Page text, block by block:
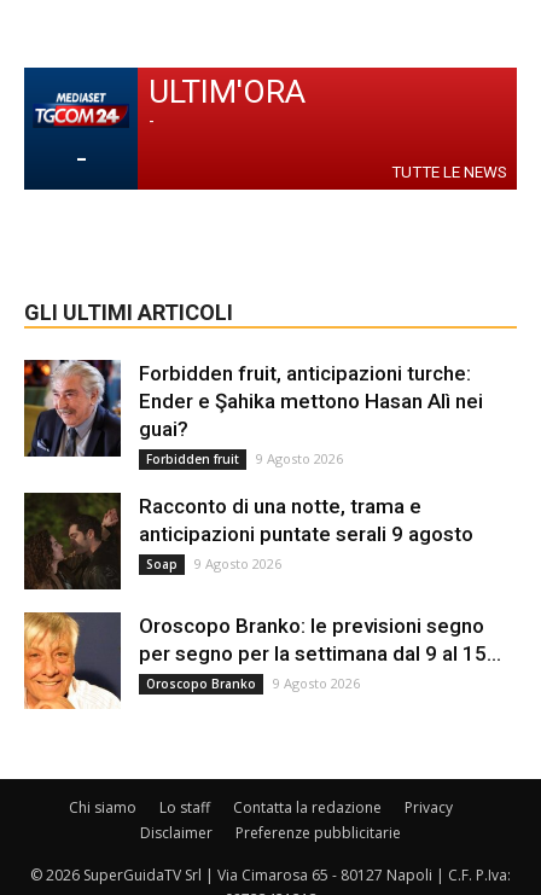
-
ULTIM'ORA
-
TUTTE LE NEWS
GLI ULTIMI ARTICOLI
Forbidden fruit, anticipazioni turche:
Ender e Şahika mettono Hasan Alì nei
guai?
Forbidden fruit 9 Agosto 2026
Racconto di una notte, trama e
anticipazioni puntate serali 9 agosto
Soap 9 Agosto 2026
Oroscopo Branko: le previsioni segno
per segno per la settimana dal 9 al 15...
Oroscopo Branko 9 Agosto 2026
Chi siamo Lo staff Contatta la redazione
Privacy
Disclaimer
Preferenze pubblicitarie
© 2026 SuperGuidaTV Srl | Via Cimarosa 65 - 80127 Napoli | C.F. P.Iva: